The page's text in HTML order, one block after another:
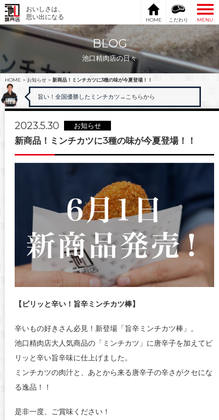
おいしさは、
思い出になる
HOME こだわり MENU
BLOG
池口精肉店の日々
HOME > お知らせ > 新商品！ミンチカツに3種の味が今夏登場！！
旨い！全国優勝したミンチカツ →こちらから
2023.5.30 お知らせ
新商品！ミンチカツに3種の味が今夏登場！！
【ピリッと辛い！旨辛ミンチカツ棒】
辛いもの好きさん必見！新登場「旨辛ミンチカツ棒」。
池口精肉店大人気商品の「ミンチカツ」に唐辛子を加えてピ
リッと辛い旨辛味に仕上げました。
ミンチカツの肉汁と、あとから来る唐辛子の辛さがクセにな
る逸品！！
是非一度、ご賞味ください！